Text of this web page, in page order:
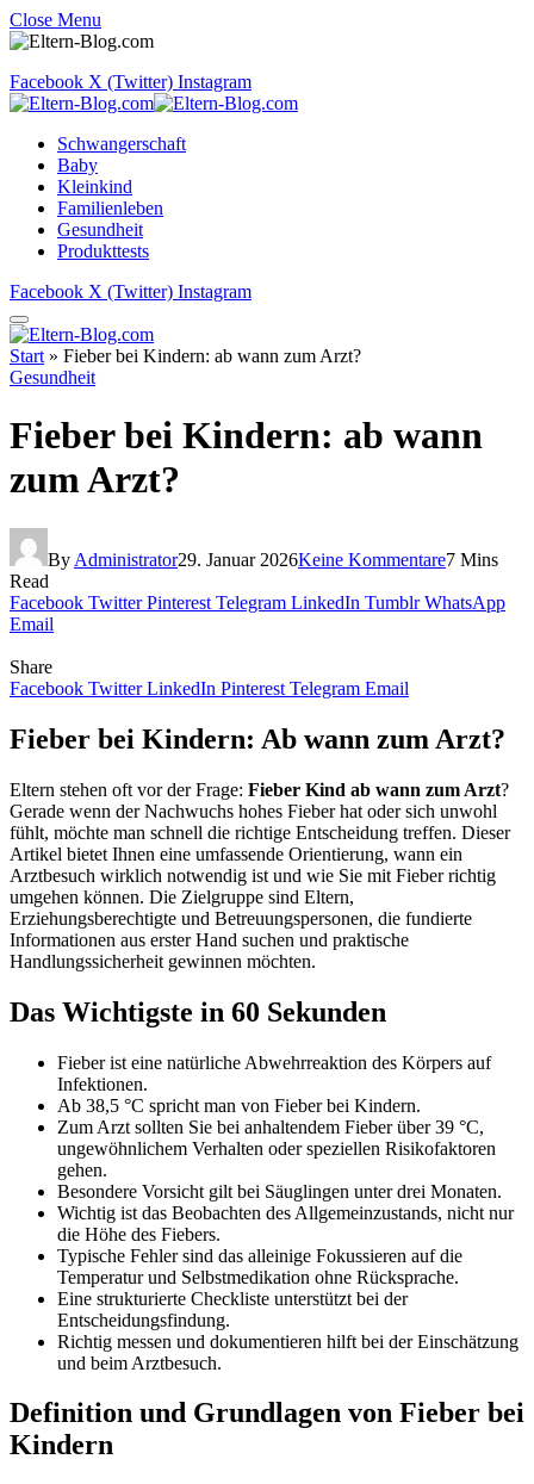
Close Menu
Facebook X (Twitter) Instagram
Schwangerschaft
Baby
Kleinkind
Familienleben
Gesundheit
Produkttests
Facebook X (Twitter) Instagram
Start » Fieber bei Kindern: ab wann zum Arzt?
Gesundheit
Fieber bei Kindern: ab wann
zum Arzt?
By Administrator29. Januar 2026Keine Kommentare7 Mins
Read
Facebook Twitter Pinterest Telegram LinkedIn Tumblr WhatsApp
Email
Share
Facebook Twitter LinkedIn Pinterest Telegram Email
Fieber bei Kindern: Ab wann zum Arzt?
Eltern stehen oft vor der Frage: Fieber Kind ab wann zum Arzt?
Gerade wenn der Nachwuchs hohes Fieber hat oder sich unwohl
fühlt, möchte man schnell die richtige Entscheidung treffen. Dieser
Artikel bietet Ihnen eine umfassende Orientierung, wann ein
Arztbesuch wirklich notwendig ist und wie Sie mit Fieber richtig
umgehen können. Die Zielgruppe sind Eltern,
Erziehungsberechtigte und Betreuungspersonen, die fundierte
Informationen aus erster Hand suchen und praktische
Handlungssicherheit gewinnen möchten.
Das Wichtigste in 60 Sekunden
Fieber ist eine natürliche Abwehrreaktion des Körpers auf
Infektionen.
Ab 38,5 °C spricht man von Fieber bei Kindern.
Zum Arzt sollten Sie bei anhaltendem Fieber über 39 °C,
ungewöhnlichem Verhalten oder speziellen Risikofaktoren
gehen.
Besondere Vorsicht gilt bei Säuglingen unter drei Monaten.
Wichtig ist das Beobachten des Allgemeinzustands, nicht nur
die Höhe des Fiebers.
Typische Fehler sind das alleinige Fokussieren auf die
Temperatur und Selbstmedikation ohne Rücksprache.
Eine strukturierte Checkliste unterstützt bei der
Entscheidungsfindung.
Richtig messen und dokumentieren hilft bei der Einschätzung
und beim Arztbesuch.
Definition und Grundlagen von Fieber bei
Kindern